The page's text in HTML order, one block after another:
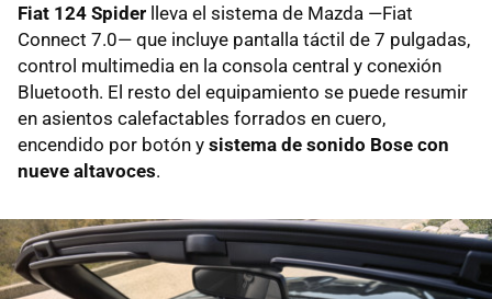
Fiat 124 Spider lleva el sistema de Mazda —Fiat
Connect 7.0— que incluye pantalla táctil de 7 pulgadas,
control multimedia en la consola central y conexión
Bluetooth. El resto del equipamiento se puede resumir
en asientos calefactables forrados en cuero,
encendido por botón y sistema de sonido Bose con
nueve altavoces.